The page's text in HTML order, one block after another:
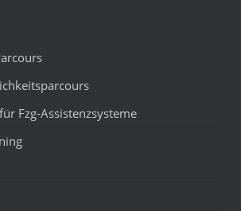
Fzg-Assistenzsysteme